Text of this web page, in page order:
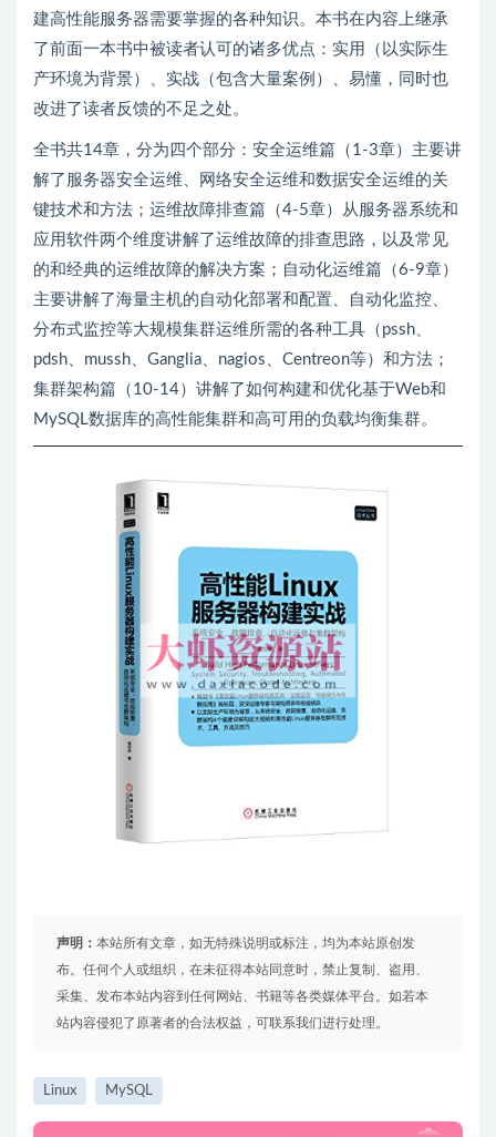
建高性能服务器需要掌握的各种知识。本书在内容上继承
了前面一本书中被读者认可的诸多优点：实用（以实际生
产环境为背景）、实战（包含大量案例）、易懂，同时也
改进了读者反馈的不足之处。
全书共14章，分为四个部分：安全运维篇（1-3章）主要讲
解了服务器安全运维、网络安全运维和数据安全运维的关
键技术和方法；运维故障排查篇（4-5章）从服务器系统和
应用软件两个维度讲解了运维故障的排查思路，以及常见
的和经典的运维故障的解决方案；自动化运维篇（6-9章）
主要讲解了海量主机的自动化部署和配置、自动化监控、
分布式监控等大规模集群运维所需的各种工具（pssh、
pdsh、mussh、Ganglia、nagios、Centreon等）和方法；
集群架构篇（10-14）讲解了如何构建和优化基于Web和
MySQL数据库的高性能集群和高可用的负载均衡集群。
声明： 本站所有文章，如无特殊说明或标注，均为本站原创发
布。任何个人或组织，在未征得本站同意时，禁止复制、盗用、
采集、发布本站内容到任何网站、书籍等各类媒体平台。如若本
站内容侵犯了原著者的合法权益，可联系我们进行处理。
Linux MySQL